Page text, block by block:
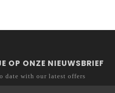
OP ONZE NIEUWSBRIEF
date with our latest offers